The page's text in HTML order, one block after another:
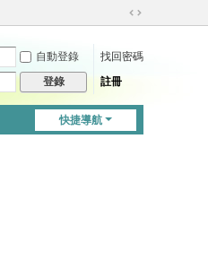
切
到
自動登錄
找回密碼
登錄 註冊
快捷導航